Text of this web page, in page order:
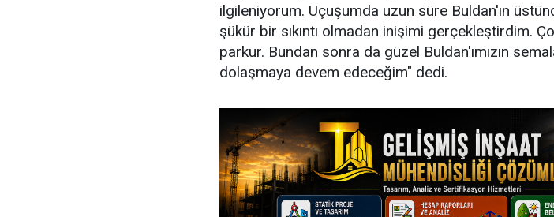
ilgileniyorum. Uçuşumda uzun süre Buldan'ın
şükür bir sıkıntı olmadan inişimi gerçekleştirdim.
parkur. Bundan sonra da güzel Buldan'ımızın
dolaşmaya devem edeceğim" dedi.